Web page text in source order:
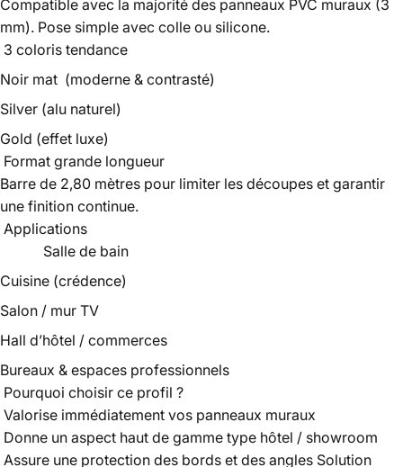
Compatible avec la majorité des panneaux PVC muraux (3
mm). Pose simple avec colle ou silicone.
3 coloris tendance
Noir mat (moderne & contrasté)
Silver (alu naturel)
Gold (effet luxe)
Format grande longueur
Barre de 2,80 mètres pour limiter les découpes et garantir
une finition continue.
Applications
Salle de bain
Cuisine (crédence)
Salon / mur TV
Hall d’hôtel / commerces
Bureaux & espaces professionnels
Pourquoi choisir ce profil ?
Valorise immédiatement vos panneaux muraux
Donne un aspect haut de gamme type hôtel / showroom
Assure une protection des bords et des angles Solution